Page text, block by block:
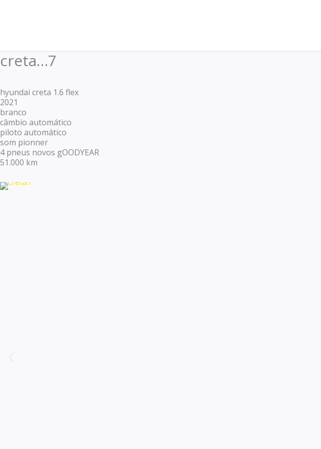
conteúdo
creta…7
hyundai creta 1.6 flex
2021
branco
câmbio automático
piloto automático
som pionner
4 pneus novos gOODYEAR
51.000 km